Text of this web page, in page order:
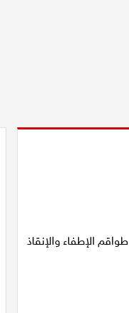
الإطفاء والإنقاذ